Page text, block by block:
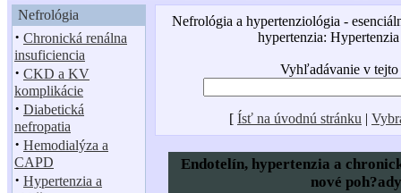
Nefrológia
· Chronická renálna
insuficiencia
· CKD a KV
komplikácie
· Diabetická
nefropatia
· Hemodialýza a
CAPD
· Hypertenzia a
Nefrológia a hypertenziológia -
hypertenzia:
Vyhľadávanie v tejto
[ Ísť na úvodnú stránku |
Endotelín, hypertenzia a
nové poh?ady